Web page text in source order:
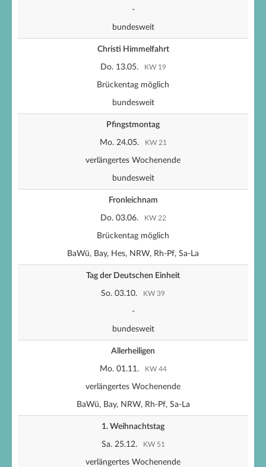
-
bundesweit
Christi Himmelfahrt
Do. 13.05. KW 19
Brückentag möglich
bundesweit
Pfingstmontag
Mo. 24.05. KW 21
verlängertes Wochenende
bundesweit
Fronleichnam
Do. 03.06. KW 22
Brückentag möglich
BaWü, Bay, Hes, NRW, Rh-Pf, Sa-La
Tag der Deutschen Einheit
So. 03.10. KW 39
-
bundesweit
Allerheiligen
Mo. 01.11. KW 44
verlängertes Wochenende
BaWü, Bay, NRW, Rh-Pf, Sa-La
1. Weihnachtstag
Sa. 25.12. KW 51
verlängertes Wochenende